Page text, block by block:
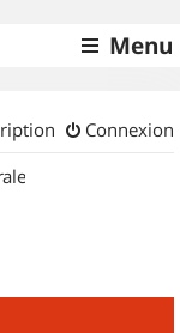
Menu
Connexion